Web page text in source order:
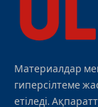
Материалдар
гиперсілтеме
етіледі.